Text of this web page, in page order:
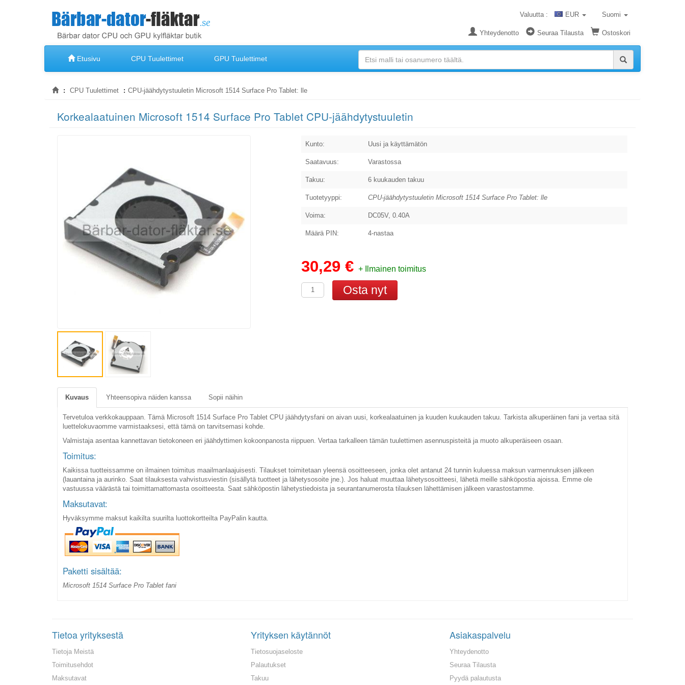
Valuutta : EUR Suomi
Yhteydenotto Seuraa Tilausta Ostoskori
Etusivu CPU Tuulettimet GPU Tuulettimet
CPU Tuulettimet CPU-jäähdytystuuletin Microsoft 1514 Surface Pro Tablet: lle
Korkealaatuinen Microsoft 1514 Surface Pro Tablet CPU-jäähdytystuuletin
Kunto: Uusi ja käyttämätön
Saatavuus: Varastossa
Takuu: 6 kuukauden takuu
Tuotetyyppi: CPU-jäähdytystuuletin Microsoft 1514 Surface Pro Tablet: lle
Voima: DC05V, 0.40A
Määrä PIN: 4-nastaa
30,29 €+ Ilmainen toimitus
Kuvaus Yhteensopiva näiden kanssa Sopii näihin
Tervetuloa verkkokauppaan. Tämä Microsoft 1514 Surface Pro Tablet CPU jäähdytysfani on aivan uusi, korkealaatuinen ja kuuden kuukauden takuu. Tarkista alkuperäinen fani ja vertaa sitä
luettelokuvaomme varmistaaksesi, että tämä on tarvitsemasi kohde.
Valmistaja asentaa kannettavan tietokoneen eri jäähdyttimen kokoonpanosta riippuen. Vertaa tarkalleen tämän tuulettimen asennuspisteitä ja muoto alkuperäiseen osaan.
Toimitus:
Kaikissa tuotteissamme on ilmainen toimitus maailmanlaajuisesti. Tilaukset toimitetaan yleensä osoitteeseen, jonka olet antanut 24 tunnin kuluessa maksun varmennuksen jälkeen
(lauantaina ja aurinko. Saat tilauksesta vahvistusviestin (sisällytä tuotteet ja lähetysosoite jne.). Jos haluat muuttaa lähetysosoitteesi, lähetä meille sähköpostia ajoissa. Emme ole
vastuussa väärästä tai toimittamattomasta osoitteesta. Saat sähköpostin lähetystiedoista ja seurantanumerosta tilauksen lähettämisen jälkeen varastostamme.
Maksutavat:
Hyväksymme maksut kaikilta suurilta luottokortteilta PayPalin kautta.
Paketti sisältää:
Microsoft 1514 Surface Pro Tablet fani
Tietoa yrityksestä
Tietoja Meistä
Toimitusehdot
Maksutavat
Yrityksen käytännöt
Tietosuojaseloste
Palautukset
Takuu
Asiakaspalvelu
Yhteydenotto
Seuraa Tilausta
Pyydä palautusta